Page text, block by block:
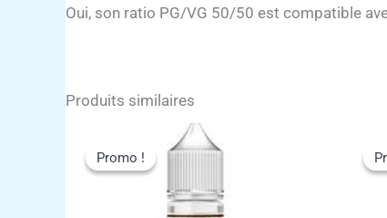
Oui, son ratio PG/VG 50/50 est compatible
Produits similaires
Promo !
Promo !